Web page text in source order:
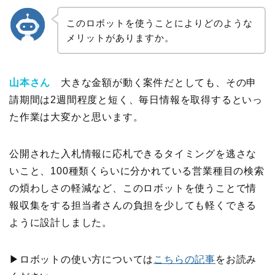
このロボットを使うことによりどのような
メリットがありますか。
山本さん
大きな金額が動く案件だとしても、その申
請期間は2週間程度と短く、毎日情報を取得するといっ
た作業は大変かと思います。
公開された入札情報に応札できるタイミングを逃さな
いこと、 100種類くらいに分かれている営業種目の検索
の煩わしさの軽減など、このロボットを使うことで情
報収集をする担当者さんの負担を少しても軽くできる
ように設計しました。
▶︎ ロボットの使い方については こちらの記事をお読み